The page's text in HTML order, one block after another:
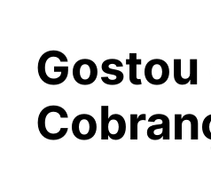
Gostou